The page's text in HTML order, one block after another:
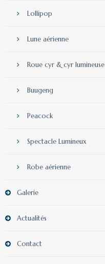
Lollipop
Lune aérienne
Roue cyr & cyr lumineuse
Buugeng
Peacock
Spectacle Lumineux
Robe aérienne
Galerie
Actualités
Contact